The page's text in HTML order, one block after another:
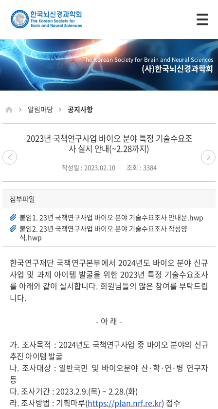
The Korean Society for Brain and Neural Sciences
(사)한국뇌신경과학회
알림마당 공지사항
2023년 국책연구사업 바이오 분야 특정 기술수요조
사 실시 안내(~2.28까지)
작성일 : 2023.02.10 조회 : 3384
첨부파일
붙임1. 23년 국책연구사업 바이오 분야 기술수요조사 안내문.hwp
붙임2. 23년 국책연구사업 바이오 분야 기술수요조사 작성양
식.hwp
한국연구재단 국책연구본부에서 2024년도 바이오 분야 신규
사업 및 과제 아이템 발굴을 위한 2023년 특정 기술수요조사
를 아래와 같이 실시합니다. 회원님들의 많은 참여를 부탁드립
니다.
- 아 래 -
가. 조사목적 : 2024년도 국책연구사업 중 바이오 분야의 신규
추진 아이템 발굴
나.조사대상 : 일반국민 및 바이오분야 산·학·연·병 연구자
등
다.조사기간 : 2023.2.9.(목) ~ 2.28.(화)
라.조사방법 : 기획마루(https://plan.nrf.re.kr) 접수